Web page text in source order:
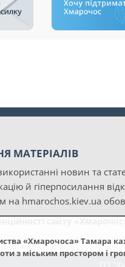
«Хмарочоса» Тамара
з міським простором і
МАТЕРІАЛІВ
новин та
й гіперпосилання
на hmarochos.kiev.ua